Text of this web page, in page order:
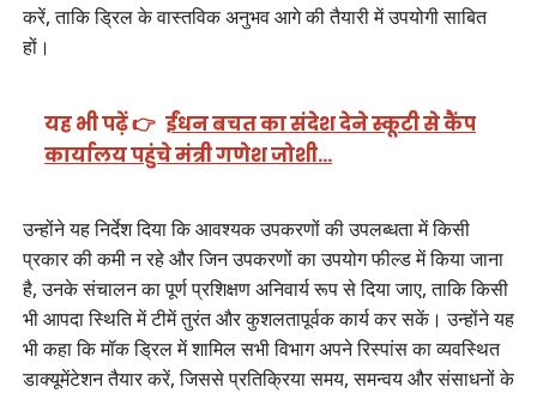
करें, ताकि ड्रिल के वास्तविक अनुभव आगे की तैयारी में उपयोगी साबित
हों।
यह भी पढ़ें 👉 ईंधन बचत का संदेश देने स्कूटी से कैंप
कार्यालय पहुंचे मंत्री गणेश जोशी…
उन्होंने यह निर्देश दिया कि आवश्यक उपकरणों की उपलब्धता में किसी
प्रकार की कमी न रहे और जिन उपकरणों का उपयोग फील्ड में किया जाना
है, उनके संचालन का पूर्ण प्रशिक्षण अनिवार्य रूप से दिया जाए, ताकि किसी
भी आपदा स्थिति में टीमें तुरंत और कुशलतापूर्वक कार्य कर सकें। उन्होंने यह
भी कहा कि मॉक ड्रिल में शामिल सभी विभाग अपने रिस्पांस का व्यवस्थित
डाक्यूमेंटेशन तैयार करें, जिससे प्रतिक्रिया समय, समन्वय और संसाधनों के